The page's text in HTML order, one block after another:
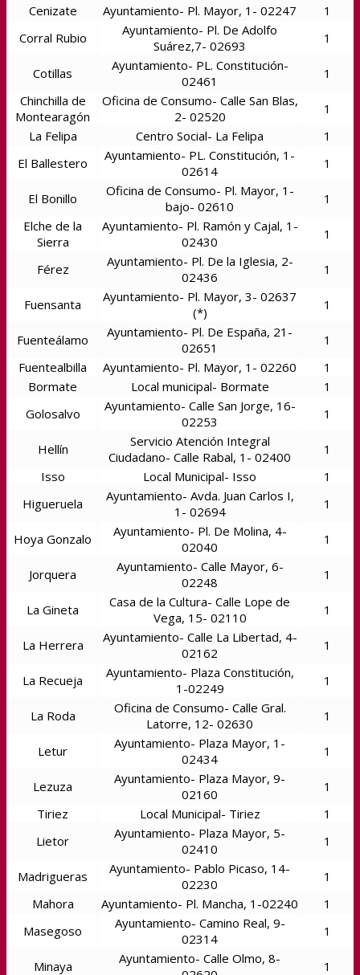
Cenizate
Ayuntamiento- Pl. Mayor, 1- 02247
1
Corral Rubio
Ayuntamiento- Pl. De Adolfo
Suárez,7- 02693
1
Cotillas
Ayuntamiento- PL. Constitución-
02461
1
Chinchilla de
Montearagón
Oficina de Consumo- Calle San Blas,
2- 02520
1
La Felipa
Centro Social- La Felipa
1
El Ballestero
Ayuntamiento- PL. Constitución, 1-
02614
1
El Bonillo
Oficina de Consumo- Pl. Mayor, 1-
bajo- 02610
1
Elche de la
Sierra
Ayuntamiento- Pl. Ramón y Cajal, 1-
02430
1
Férez
Ayuntamiento- Pl. De la Iglesia, 2-
02436
1
Fuensanta
Ayuntamiento- Pl. Mayor, 3- 02637
(*)
1
Fuenteálamo
Ayuntamiento- Pl. De España, 21-
02651
1
Fuentealbilla
Ayuntamiento- Pl. Mayor, 1- 02260
1
Bormate
Local municipal- Bormate
1
Golosalvo
Ayuntamiento- Calle San Jorge, 16-
02253
1
Hellín
Servicio Atención Integral
Ciudadano- Calle Rabal, 1- 02400
1
Isso
Local Municipal- Isso
1
Higueruela
Ayuntamiento- Avda. Juan Carlos I,
1- 02694
1
Hoya Gonzalo
Ayuntamiento- Pl. De Molina, 4-
02040
1
Jorquera
Ayuntamiento- Calle Mayor, 6-
02248
1
La Gineta
Casa de la Cultura- Calle Lope de
Vega, 15- 02110
1
La Herrera
Ayuntamiento- Calle La Libertad, 4-
02162
1
La Recueja
Ayuntamiento- Plaza Constitución,
1-02249
1
La Roda
Oficina de Consumo- Calle Gral.
Latorre, 12- 02630
1
Letur
Ayuntamiento- Plaza Mayor, 1-
02434
1
Lezuza
Ayuntamiento- Plaza Mayor, 9-
02160
1
Tiriez
Local Municipal- Tiriez
1
Lietor
Ayuntamiento- Plaza Mayor, 5-
02410
1
Madrigueras
Ayuntamiento- Pablo Picaso, 14-
02230
1
Mahora
Ayuntamiento- Pl. Mancha, 1-02240
1
Masegoso
Ayuntamiento- Camino Real, 9-
02314
1
Minaya
Ayuntamiento- Calle Olmo, 8-
1